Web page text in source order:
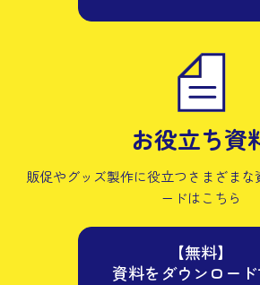
お役立ち資
販促やグッズ製作に役立つさまざまな
ードはこちら
【無料】
資料をダウンロード